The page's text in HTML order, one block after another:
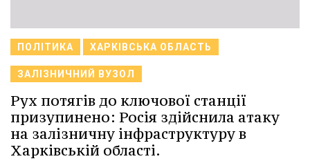
ПОЛІТИКА ХАРКІВСЬКА ОБЛАСТЬ
ЗАЛІЗНИЧНИЙ ВУЗОЛ
Рух потягів до ключової станції
призупинено: Росія здійснила атаку
на залізничну інфраструктуру в
Харківській області.